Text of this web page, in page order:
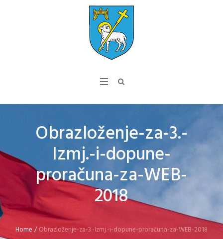
Obrazloženje-za-3.-
Izmj.-i-dopune-
proračuna-za-WEB-
2018
Home /Obrazloženje-za-3.-Izmj.-i-dopune-proračuna-za-WEB-2018